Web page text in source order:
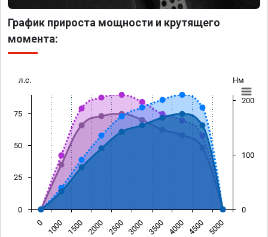
График прироста мощности и крутящего
момента:
л.с. Нм
0 1000 1500 2000 2500 3000 3500 4000 4500 5000
0
25
50
75
0
100
200